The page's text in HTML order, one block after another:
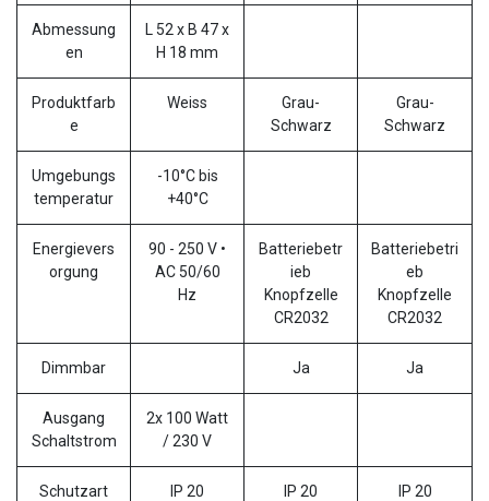
Abmessung
en
L 52 x B 47 x
H 18 mm
Produktfarb
e
Weiss
Grau-
Schwarz
Grau-
Schwarz
Umgebungs
temperatur
-10°C bis
+40°C
Energievers
orgung
90 - 250 V •
AC 50/60
Hz
Batteriebetr
ieb
Knopfzelle
CR2032
Batteriebetri
eb
Knopfzelle
CR2032
Dimmbar Ja Ja
Ausgang
Schaltstrom
2x 100 Watt
/ 230 V
Schutzart IP 20 IP 20 IP 20